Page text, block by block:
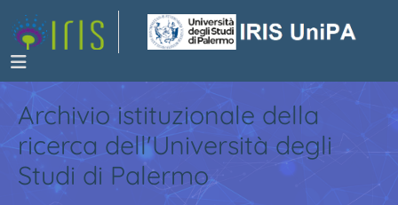
Archivio istituzionale della
ricerca dell'Università degli
Studi di Palermo